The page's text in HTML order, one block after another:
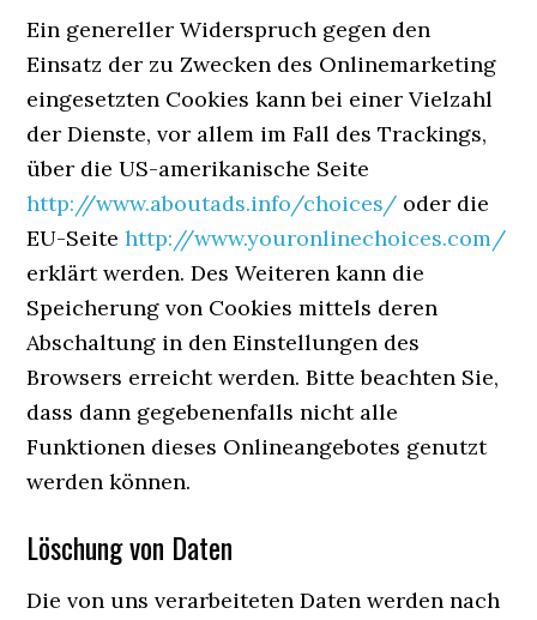
Ein genereller Widerspruch gegen den
Einsatz der zu Zwecken des Onlinemarketing
eingesetzten Cookies kann bei einer Vielzahl
der Dienste, vor allem im Fall des Trackings,
über die US-amerikanische Seite
http://www.aboutads.info/choices/ oder die
EU-Seitehttp://www.youronlinechoices.com/
erklärt werden. Des Weiteren kann die
Speicherung von Cookies mittels deren
Abschaltung in den Einstellungen des
Browsers erreicht werden. Bitte beachten Sie,
dass dann gegebenenfalls nicht alle
Funktionen dieses Onlineangebotes genutzt
werden können.
Löschung von Daten
Die von uns verarbeiteten Daten werden nach